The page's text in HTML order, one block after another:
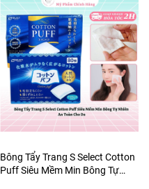
Bông Tẩy Trang S Select Cotton
Puff Siêu Mềm Min Bông Tự